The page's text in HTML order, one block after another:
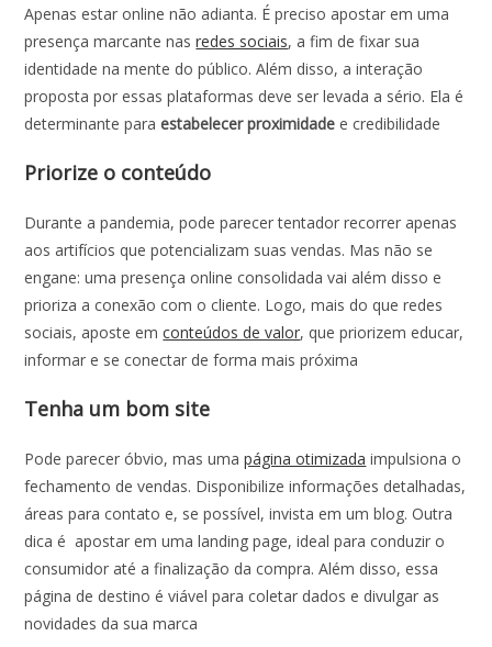
Apenas estar online não adianta. É preciso apostar em uma
presença marcante nasredes sociais, a fim de fixar sua
identidade na mente do público. Além disso, a interação
proposta por essas plataformas deve ser levada a sério. Ela é
determinante paraestabelecer proximidade e credibilidade
Priorize o conteúdo
Durante apandemia, pode parecer tentador recorrer apenas
aos artifícios que potencializam suas vendas. Mas não se
engane: uma presença online consolidada vai além disso e
prioriza a conexão com o cliente. Logo, mais do que redes
sociais, aposte emconteúdos de valor, que priorizem educar,
informar e se conectar de forma mais próxima
Tenha um bom site
Pode parecer óbvio, mas umapágina otimizada impulsiona o
fechamento de vendas. Disponibilize informações detalhadas,
áreas para contato e, se possível, invista em um blog. Outra
dica é apostar em uma landing page, ideal para conduzir o
consumidor até a finalização da compra. Além disso, essa
página de destino é viável para coletar dados e divulgar as
novidades da sua marca